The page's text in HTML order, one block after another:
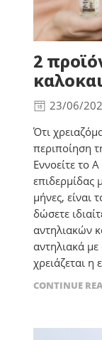
2
23/06/
Ότι
περιποίηση
Εννοείτε το
επιδερμίδας
μήνες, είναι
δώσετε
αντηλιακών
αντηλιακά
χρειάζεται η
CONTINUE